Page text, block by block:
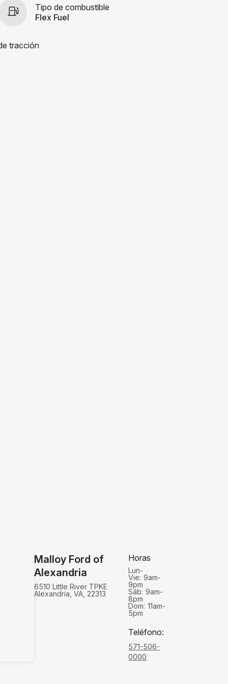
Tipo de combustible
Flex Fuel
tracción
Malloy Ford of
Alexandria
6510 Little River TPKE
Alexandria, VA, 22313
Horas
Lun-
Vie: 9am-
9pm
Sáb: 9am-
8pm
Dom: 11am-
5pm
Teléfono:
571-506-
0000